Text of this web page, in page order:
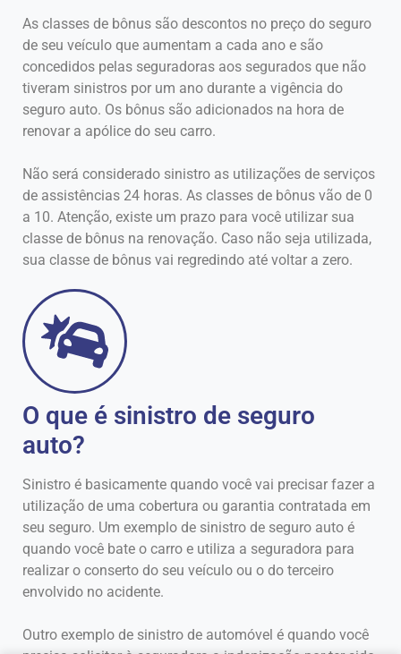
As classes de bônus são descontos no preço do seguro
de seu veículo que aumentam a cada ano e são
concedidos pelas seguradoras aos segurados que não
tiveram sinistros por um ano durante a vigência do
seguro auto. Os bônus são adicionados na hora de
renovar a apólice do seu carro.
Não será considerado sinistro as utilizações de serviços
de assistências 24 horas. As classes de bônus vão de 0
a 10. Atenção, existe um prazo para você utilizar sua
classe de bônus na renovação. Caso não seja utilizada,
sua classe de bônus vai regredindo até voltar a zero.
O que é sinistro de seguro
auto?
Sinistro é basicamente quando você vai precisar fazer a
utilização de uma cobertura ou garantia contratada em
seu seguro. Um exemplo de sinistro de seguro auto é
quando você bate o carro e utiliza a seguradora para
realizar o conserto do seu veículo ou o do terceiro
envolvido no acidente.
Outro exemplo de sinistro de automóvel é quando você